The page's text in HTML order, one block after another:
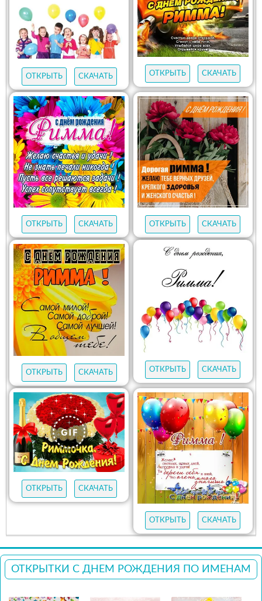
ОТКРЫТЬ СКАЧАТЬ ОТКРЫТЬ СКАЧАТЬ
ОТКРЫТЬ СКАЧАТЬ ОТКРЫТЬ СКАЧАТЬ
ОТКРЫТЬ СКАЧАТЬ ОТКРЫТЬ СКАЧАТЬ
ОТКРЫТЬ СКАЧАТЬ
ОТКРЫТЬ СКАЧАТЬ
ОТКРЫТКИ С ДНЕМ РОЖДЕНИЯ ПО ИМЕНАМ